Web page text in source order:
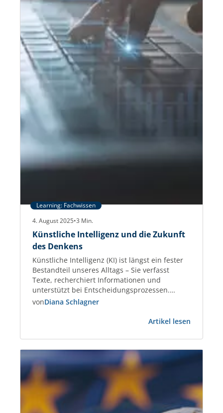
Learning: Fachwissen
4. August 2025•3 Min.
Künstliche Intelligenz und die Zukunft
des Denkens
Künstliche Intelligenz (KI) ist längst ein fester
Bestandteil unseres Alltags – Sie verfasst
Texte, recherchiert Informationen und
unterstützt bei Entscheidungsprozessen.
Immer mehr Menschen nutzen KI-Tools, um
zu lösen. Gleichzeitig fordert der Einsatz von KI
neu heraus. Wer entscheidet in Zukunft, was
richtig, relevant oder…
vonDiana Schlagner
Artikel lesen
und
Denkens